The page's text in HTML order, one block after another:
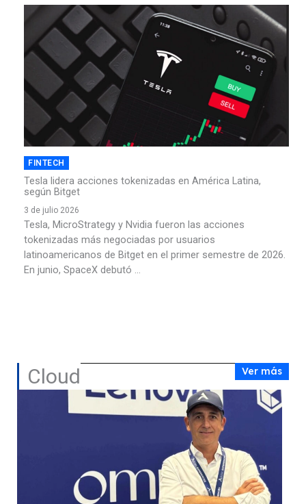
FINTECH
Tesla lidera acciones tokenizadas en América Latina,
según Bitget
3 de julio 2026
Tesla, MicroStrategy y Nvidia fueron las acciones
tokenizadas más negociadas por usuarios
latinoamericanos de Bitget en el primer semestre de 2026.
En junio, SpaceX debutó ...
Cloud Ver más